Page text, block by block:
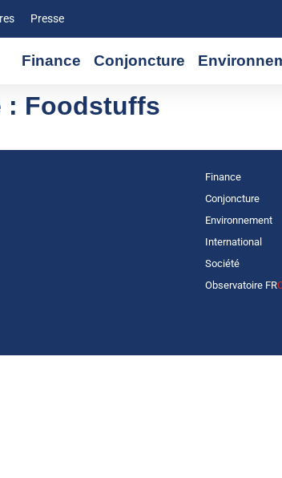
Presse
Finance Conjoncture
: Foodstuffs
Finance
Conjoncture
Environnement
International
Société
Observatoire FR